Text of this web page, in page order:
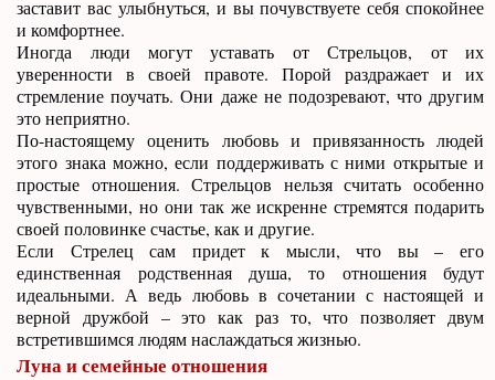
заставит вас улыбнуться, и вы почувствуете себя спокойнее
и комфортнее.
Иногда люди могут уставать от Стрельцов, от их
уверенности в своей правоте. Порой раздражает и их
стремление поучать. Они даже не подозревают, что другим
это неприятно.
По-настоящему оценить любовь и привязанность людей
этого знака можно, если поддерживать с ними открытые и
простые отношения. Стрельцов нельзя считать особенно
чувственными, но они так же искренне стремятся подарить
своей половинке счастье, как и другие.
Если Стрелец сам придет к мысли, что вы – его
единственная родственная душа, то отношения будут
идеальными. А ведь любовь в сочетании с настоящей и
верной дружбой – это как раз то, что позволяет двум
встретившимся людям наслаждаться жизнью.
Луна и семейные отношения